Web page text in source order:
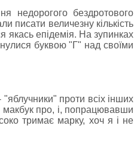
недорогого бездротового
писати величезну кількість
якась епідемія. На зупинках
буквою "Г" над своїми
проти всіх інших
макбук про, і, попрацювавши
тримає марку, хоч я і не